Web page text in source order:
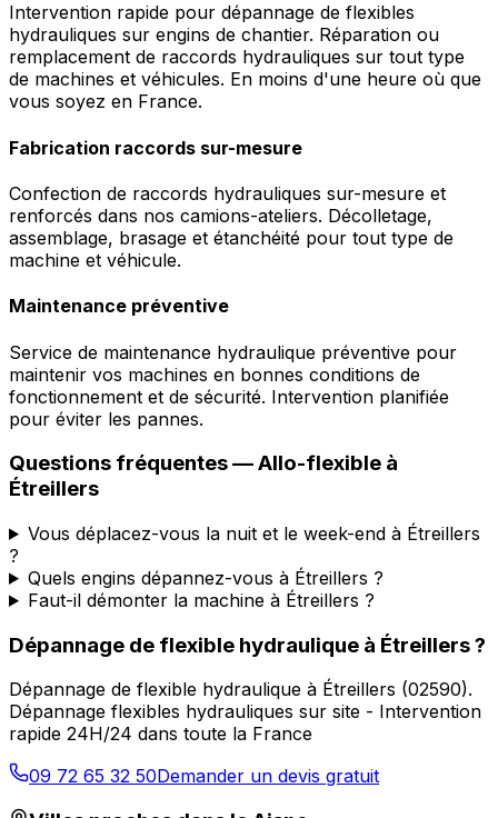
Intervention rapide pour dépannage de flexibles
hydrauliques sur engins de chantier. Réparation ou
remplacement de raccords hydrauliques sur tout type
de machines et véhicules. En moins d'une heure où que
vous soyez en France.
Fabrication raccords sur-mesure
Confection de raccords hydrauliques sur-mesure et
renforcés dans nos camions-ateliers. Décolletage,
assemblage, brasage et étanchéité pour tout type de
machine et véhicule.
Maintenance préventive
Service de maintenance hydraulique préventive pour
maintenir vos machines en bonnes conditions de
fonctionnement et de sécurité. Intervention planifiée
pour éviter les pannes.
Questions fréquentes —Allo-flexible à
Étreillers
Vous déplacez-vous la nuit et le week-end à Étreillers
?
Quels engins dépannez-vous à Étreillers ?
Faut-il démonter la machine à Étreillers ?
Dépannage de flexible hydraulique à Étreillers?
Dépannage de flexible hydraulique à Étreillers (02590).
Dépannage flexibles hydrauliques sur site - Intervention
rapide 24H/24 dans toute la France
09 72 65 32 50Demander un devis gratuit